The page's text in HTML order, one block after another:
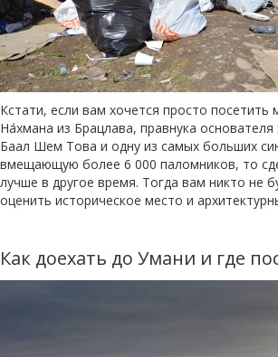
Кстати, если вам хочется просто посетить
На́хмана из Брацлава, правнука
Баал Шем Това и одну из самых больших
вмещающую более 6 000 паломников, то
лучше в другое время. Тогда вам никто не
оценить историческое место и
Как доехать до Умани и где